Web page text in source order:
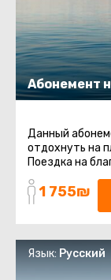
Абонемент
Данный
отдохнуть на
Поездка на
Мертвом море.
1 755₪
Язык: Русский